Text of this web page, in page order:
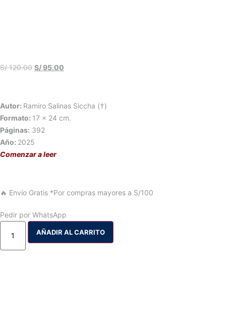
S/120.00 S/95.00
Autor: Ramiro Salinas Siccha (†)
Formato: 17 x 24 cm.
Páginas: 392
Año: 2025
Comenzar a leer
🔥 Envío Gratis *Por compras mayores a S/100
Pedir por WhatsApp
AÑADIR AL CARRITO